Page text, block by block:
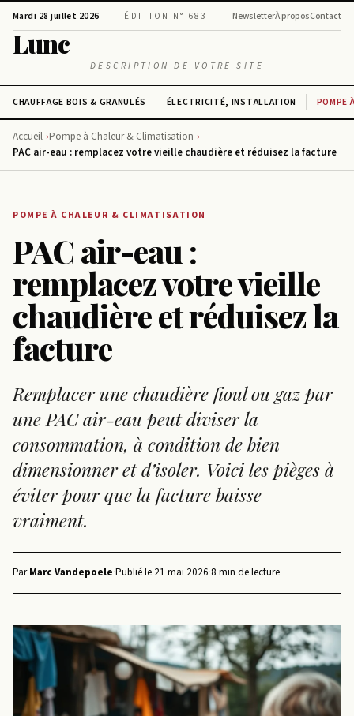
Mardi 28 juillet 2026 ÉDITION N° 683 NewsletterÀ proposContact
Lunc
DESCRIPTION DE VOTRE SITE
CHAUFFAGE BOIS & GRANULÉS ÉLECTRICITÉ, INSTALLATION POMPE
Accueil Pompe à Chaleur & Climatisation
PAC air-eau : remplacez votre vieille chaudière et réduisez la facture
POMPE À CHALEUR & CLIMATISATION
PAC air-eau :
remplacez votre vieille
chaudière et réduisez la
facture
Remplacer une chaudière fioul ou gaz par
une PAC air-eau peut diviser la
consommation, à condition de bien
dimensionner et d’isoler. Voici les pièges à
éviter pour que la facture baisse
vraiment.
ParMarc Vandepoele·Publié le 21 mai 2026·8 min de lecture